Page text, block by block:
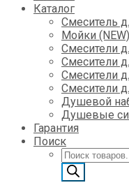
Каталог
Смеситель
Мойки (NEW)
Смесители
Смесители
Смесители
Смесители
Душевой
Душевые
Гарантия
Поиск
Поиск
товаров